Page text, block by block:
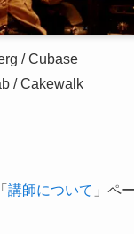
/ Cubase
/ Cakewalk
講師について 」ペ